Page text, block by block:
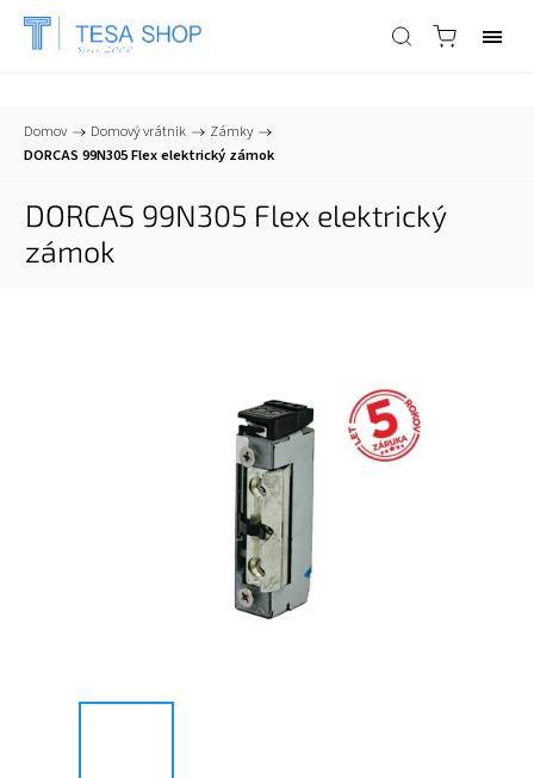
📞+421 903 553 805 info@tesa-systems.sk
Domov / Domový vrátnik / Zámky /
DORCAS 99N305 Flex elektrický zámok
DORCAS 99N305 Flex elektrický
zámok